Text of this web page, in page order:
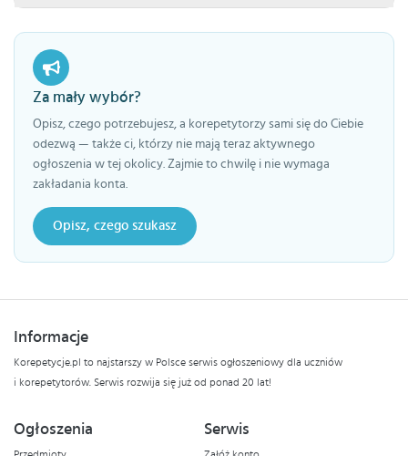
Za mały wybór?
Opisz, czego potrzebujesz, a korepetytorzy sami się do Ciebie
odezwą — także ci, którzy nie mają teraz aktywnego
ogłoszenia w tej okolicy. Zajmie to chwilę i nie wymaga
zakładania konta.
Opisz, czego szukasz
Informacje
Korepetycje.pl to najstarszy w Polsce serwis ogłoszeniowy dla uczniów
i korepetytorów. Serwis rozwija się już od ponad 20 lat!
Ogłoszenia Serwis